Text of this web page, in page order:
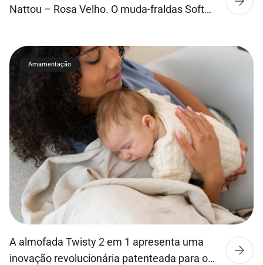
Nattou – Rosa Velho. O muda-fraldas Softy
fraldas de espuma PU pode ser utilizado
sem cobertura, poupando tempo e
facilitando cada troca! A espuma PU do
muda-fraldas Softy não é apenas suave ao
toque, mas também durável e higiénica,
repelindo […]
Amamentação
A almofada Twisty 2 em 1 apresenta uma
inovação revolucionária patenteada para os